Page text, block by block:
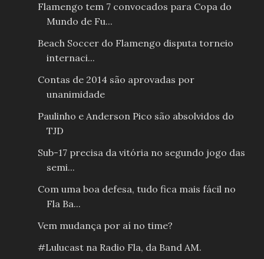
Flamengo tem 7 convocados para Copa do
Mundo de Fu...
Beach Soccer do Flamengo disputa torneio
internaci...
Contas de 2014 são aprovadas por
unanimidade
Paulinho e Anderson Pico são absolvidos do
TJD
Sub-17 precisa da vitória no segundo jogo das
semi...
Com uma boa defesa, tudo fica mais fácil no
Fla Ba...
Vem mudança por aí no time?
#Lulucast na Radio Fla, da Band AM.